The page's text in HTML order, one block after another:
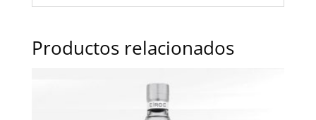
Productos relacionados